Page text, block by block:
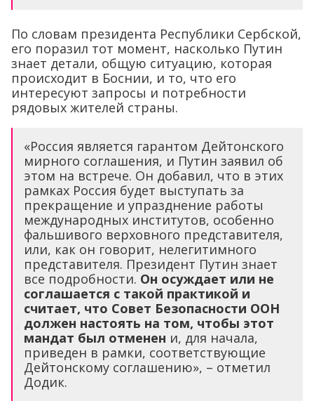
По словам президента Республики Сербской,
его поразил тот момент, насколько Путин
знает детали, общую ситуацию, которая
происходит в Боснии, и то, что его
интересуют запросы и потребности
рядовых жителей страны.
«Россия является гарантом Дейтонского
мирного соглашения, и Путин заявил об
этом на встрече. Он добавил, что в этих
рамках Россия будет выступать за
прекращение и упразднение работы
международных институтов, особенно
фальшивого верховного представителя,
или, как он говорит, нелегитимного
представителя. Президент Путин знает
все подробности. Он осуждает или не
соглашается с такой практикой и
считает, что Совет Безопасности ООН
должен настоять на том, чтобы этот
мандат был отменен и, для начала,
приведен в рамки, соответствующие
Дейтонскому соглашению», – отметил
Додик.